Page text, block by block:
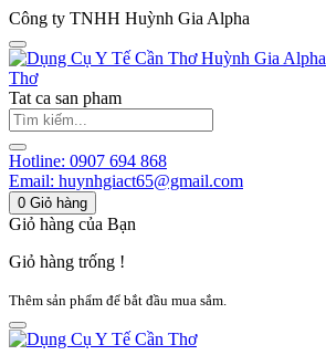
Công ty TNHH Huỳnh Gia Alpha
Huỳnh Gia Alpha
Thơ
Tat ca san pham
Hotline: 0907 694 868
Email: huynhgiact65@gmail.com
0 Giỏ hàng
Giỏ hàng của Bạn
Giỏ hàng trống !
Thêm sản phẩm để bắt đầu mua sắm.